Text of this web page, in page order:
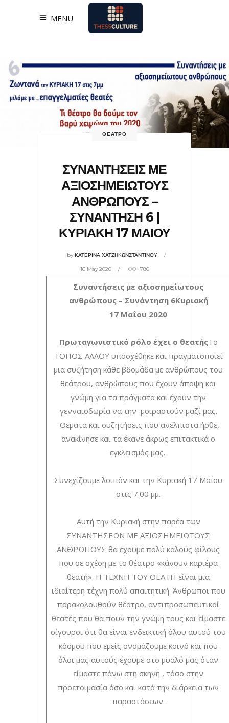
MENU
ΘΕΑΤΡΟ
ΣΥΝΑΝΤΗΣΕΙΣ ΜΕ
ΑΞΙΟΣΗΜΕΙΩΤΟΥΣ
ΑΝΘΡΩΠΟΥΣ –
ΣΥΝΑΝΤΗΣΗ 6 |
ΚΥΡΙΑΚΗ 17 ΜΑΙΟΥ
byΚΑΤΕΡΙΝΑ ΧΑΤΖΗΚΩΝΣΤΑΝΤΙΝΟΥ
16 May 2020 786
Συναντήσεις με αξιοσημείωτους
ανθρώπους – Συνάντηση 6Κυριακή
17 Μαΐου 2020
Πρωταγωνιστικό ρόλο έχει ο θεατήςΤο
ΤΟΠΟΣ ΑΛΛΟΥ υποσχέθηκε και πραγματοποιεί
μια συζήτηση κάθε βδομάδα με ανθρώπους του
θεάτρου, ανθρώπους που έχουν άποψη και
γνώμη για τα πράγματα και έχουν την
γενναιοδωρία να την μοιραστούν μαζί μας.
Θέματα και συζητήσεις που ανέλπιστα ήρθε,
ανακίνησε και τα έκανε άκρως επιτακτικά ο
εγκλεισμός μας.
Συνεχίζουμε λοιπόν και την Κυριακή 17 Μαΐου
στις 7.00 μμ.
Αυτή την Κυριακή στην παρέα των
ΣΥΝΑΝΤΗΣΕΩΝ ΜΕ ΑΞΙΟΣΗΜΕΙΩΤΟΥΣ
ΑΝΘΡΩΠΟΥΣ θα έχουμε πολύ καλούς φίλους
που σε σχέση με το θέατρο «κάνουν καριέρα
θεατή». Η ΤΕΧΝΗ ΤΟΥ ΘΕΑΤΗ είναι μια
ιδιαίτερη τέχνη πολύ απαιτητική. Άνθρωποι που
παρακολουθούν θέατρο, αντιπροσωπευτικοί
θεατές που θα πουν την γνώμη τους και είμαστε
σίγουροι ότι θα είναι ενδεικτική όλου αυτού του
κόσμου που εμείς ονομάζουμε κοινό και που
όλοι μας αυτούς έχουμε στο μυαλό μας όταν
είμαστε πάνω στη σκηνή , τόσο στην
προετοιμασία όσο και κατά την διάρκεια των
παραστάσεων.